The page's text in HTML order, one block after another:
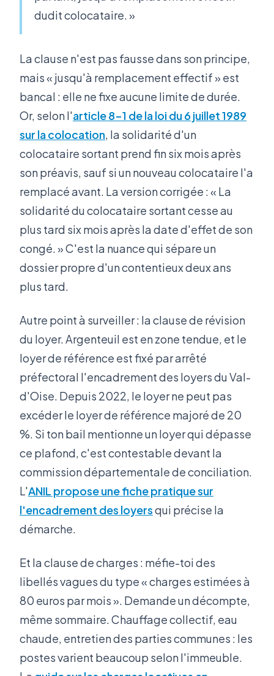
dudit colocataire. »
La clause n'est pas fausse dans son principe,
mais « jusqu'à remplacement effectif » est
bancal : elle ne fixe aucune limite de durée.
Or, selon l'article 8-1 de la loi du 6 juillet 1989
sur la colocation, la solidarité d'un
colocataire sortant prend fin six mois après
son préavis, sauf si un nouveau colocataire l'a
remplacé avant. La version corrigée : « La
solidarité du colocataire sortant cesse au
plus tard six mois après la date d'effet de son
congé. » C'est la nuance qui sépare un
dossier propre d'un contentieux deux ans
plus tard.
Autre point à surveiller : la clause de révision
du loyer. Argenteuil est en zone tendue, et le
loyer de référence est fixé par arrêté
préfectoral l'encadrement des loyers du Val-
d'Oise. Depuis 2022, le loyer ne peut pas
excéder le loyer de référence majoré de 20
%. Si ton bail mentionne un loyer qui dépasse
ce plafond, c'est contestable devant la
commission départementale de conciliation.
L'ANIL propose une fiche pratique sur
l'encadrement des loyersqui précise la
démarche.
Et la clause de charges : méfie-toi des
libellés vagues du type « charges estimées à
80 euros par mois ». Demande un décompte,
même sommaire. Chauffage collectif, eau
chaude, entretien des parties communes : les
postes varient beaucoup selon l'immeuble.